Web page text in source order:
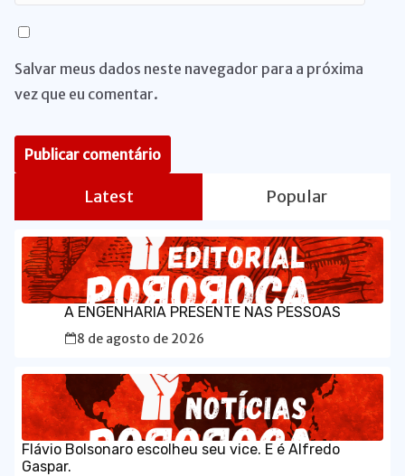
Salvar meus dados neste navegador para a próxima
vez que eu comentar.
Latest Popular
A ENGENHARIA PRESENTE NAS PESSOAS
8 de agosto de 2026
Flávio Bolsonaro escolheu seu vice. E é Alfredo
Gaspar.